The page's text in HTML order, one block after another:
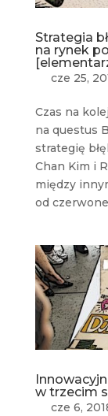
Strategia
na rynek
cze 25,
Czas na
na questus
strategię
Chan Kim i
między
od
w trzecim
cze 6,